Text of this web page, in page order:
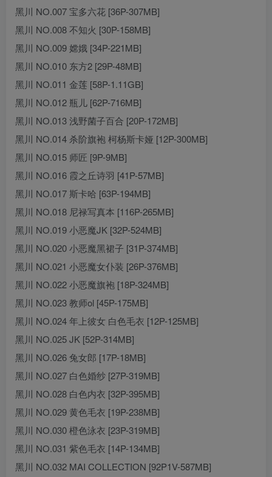
黑川 NO.007 宝多六花 [36P-307MB]
黑川 NO.008 不知火 [30P-158MB]
黑川 NO.009 嫦娥 [34P-221MB]
黑川 NO.010 东方2 [29P-48MB]
黑川 NO.011 金莲 [58P-1.11GB]
黑川 NO.012 瓶儿 [62P-716MB]
黑川 NO.013 浅野菌子百合 [20P-172MB]
黑川 NO.014 杀阶旗袍 柯杨斯卡娅 [12P-300MB]
黑川 NO.015 师匠 [9P-9MB]
黑川 NO.016 霞之丘诗羽 [41P-57MB]
黑川 NO.017 斯卡哈 [63P-194MB]
黑川 NO.018 尼禄写真本 [116P-265MB]
黑川 NO.019 小恶魔JK [32P-524MB]
黑川 NO.020 小恶魔黑裙子 [31P-374MB]
黑川 NO.021 小恶魔女仆装 [26P-376MB]
黑川 NO.022 小恶魔旗袍 [18P-324MB]
黑川 NO.023 教师ol [45P-175MB]
黑川 NO.024 年上彼女 白色毛衣 [12P-125MB]
黑川 NO.025 JK [52P-314MB]
黑川 NO.026 兔女郎 [17P-18MB]
黑川 NO.027 白色婚纱 [27P-319MB]
黑川 NO.028 白色内衣 [32P-395MB]
黑川 NO.029 黄色毛衣 [19P-238MB]
黑川 NO.030 橙色泳衣 [23P-319MB]
黑川 NO.031 紫色毛衣 [14P-134MB]
黑川 NO.032 MAI COLLECTION [92P1V-587MB]